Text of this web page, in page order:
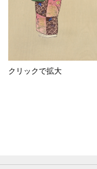
クリックで拡大